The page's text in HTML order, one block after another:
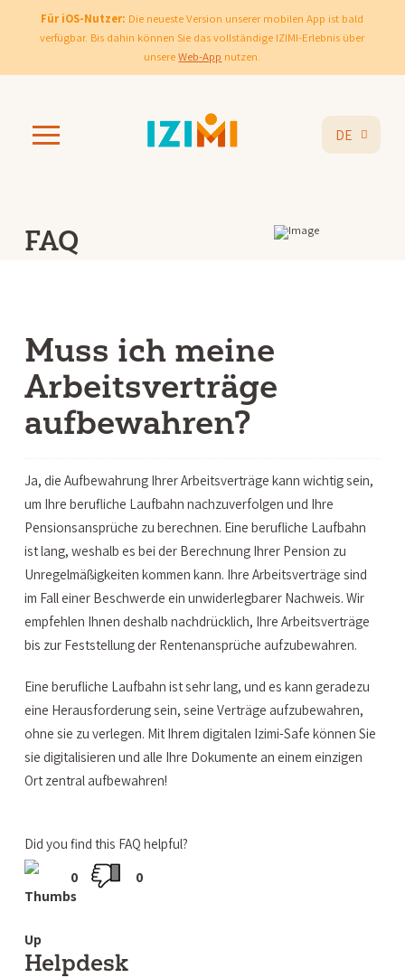
Für iOS-Nutzer: Die neueste Version unserer mobilen App ist bald
verfügbar. Bis dahin können Sie das vollständige IZIMI-Erlebnis über
unsereWeb-App nutzen.
DE
FAQ
Muss ich meine
Arbeitsverträge
aufbewahren?
Ja, die Aufbewahrung Ihrer Arbeitsverträge kann wichtig sein,
um Ihre berufliche Laufbahn nachzuverfolgen und Ihre
Pensionsansprüche zu berechnen. Eine berufliche Laufbahn
ist lang, weshalb es bei der Berechnung Ihrer Pension zu
Unregelmäßigkeiten kommen kann. Ihre Arbeitsverträge sind
im Fall einer Beschwerde ein unwiderlegbarer Nachweis. Wir
empfehlen Ihnen deshalb nachdrücklich, Ihre Arbeitsverträge
bis zur Feststellung der Rentenansprüche aufzubewahren.
Eine berufliche Laufbahn ist sehr lang, und es kann geradezu
eine Herausforderung sein, seine Verträge aufzubewahren,
ohne sie zu verlegen. Mit Ihrem digitalen Izimi-Safe können Sie
sie digitalisieren und alle Ihre Dokumente an einem einzigen
Ort zentral aufbewahren!
Did you find this FAQ helpful?
0
0
Helpdesk